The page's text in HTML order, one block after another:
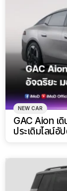
NEW CAR
GAC Aion เ
ประเดิมไลน์อั